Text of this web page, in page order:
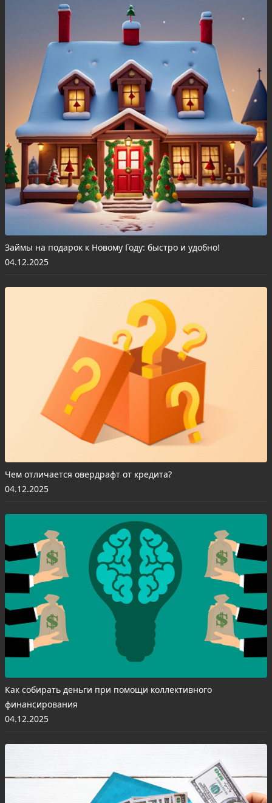
Займы на подарок к Новому Году: быстро и удобно!
04.12.2025
Чем отличается овердрафт от кредита?
04.12.2025
Как собирать деньги при помощи коллективного
финансирования
04.12.2025